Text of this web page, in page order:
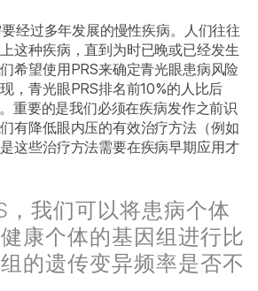
经过多年发展的慢性疾病。人们往往
这种疾病，直到为时已晚或已经发生
希望使用PRS来确定青光眼患病风险
，青光眼PRS排名前10%的人比后
重要的是我们必须在疾病发作之前识
有降低眼内压的有效治疗方法（例如
这些治疗方法需要在疾病早期应用才
，我们可以将患病个体
康个体的基因组进行比
的遗传变异频率是否不